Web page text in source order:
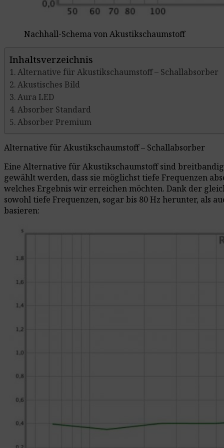
Nachhall-Schema von Akustikschaumstoff
Inhaltsverzeichnis
Alternative für Akustikschaumstoff – Schallabsorber
Akustisches Bild
Aura LED
Absorber Standard
Absorber Premium
Alternative für Akustikschaumstoff – Schallabsorber
Eine Alternative für Akustikschaumstoff sind
gewählt werden, dass sie möglichst tiefe Frequenzen
welches Ergebnis wir erreichen möchten. Dank der
sowohl tiefe Frequenzen, sogar bis 80 Hz herunter, als
basieren: